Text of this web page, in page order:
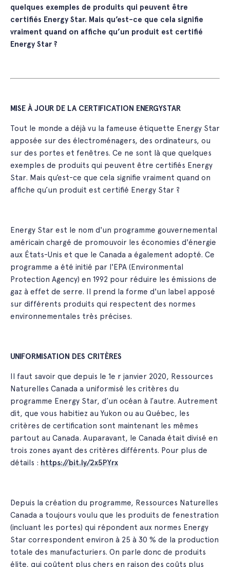
quelques exemples de produits qui peuvent être
certifiés Energy Star. Mais qu’est-ce que cela signifie
vraiment quand on affiche qu’un produit est certifié
Energy Star ?
MISE À JOUR DE LA CERTIFICATION ENERGYSTAR
Tout le monde a déjà vu la fameuse étiquette Energy Star
apposée sur des électroménagers, des ordinateurs, ou
sur des portes et fenêtres. Ce ne sont là que quelques
exemples de produits qui peuvent être certifiés Energy
Star. Mais qu’est-ce que cela signifie vraiment quand on
affiche qu’un produit est certifié Energy Star ?
Energy Star est le nom d'un programme gouvernemental
américain chargé de promouvoir les économies d'énergie
aux États-Unis et que le Canada a également adopté. Ce
programme a été initié par l'EPA (Environmental
Protection Agency) en 1992 pour réduire les émissions de
gaz à effet de serre. Il prend la forme d'un label apposé
sur différents produits qui respectent des normes
environnementales très précises.
UNIFORMISATION DES CRITÈRES
Il faut savoir que depuis le 1e r janvier 2020, Ressources
Naturelles Canada a uniformisé les critères du
programme Energy Star, d’un océan à l’autre. Autrement
dit, que vous habitiez au Yukon ou au Québec, les
critères de certification sont maintenant les mêmes
partout au Canada. Auparavant, le Canada était divisé en
trois zones ayant des critères différents. Pour plus de
détails : https://bit.ly/2x5PYrx
Depuis la création du programme, Ressources Naturelles
Canada a toujours voulu que les produits de fenestration
(incluant les portes) qui répondent aux normes Energy
Star correspondent environ à 25 à 30 % de la production
totale des manufacturiers. On parle donc de produits
élite, qui coûtent plus chers en raison des coûts plus